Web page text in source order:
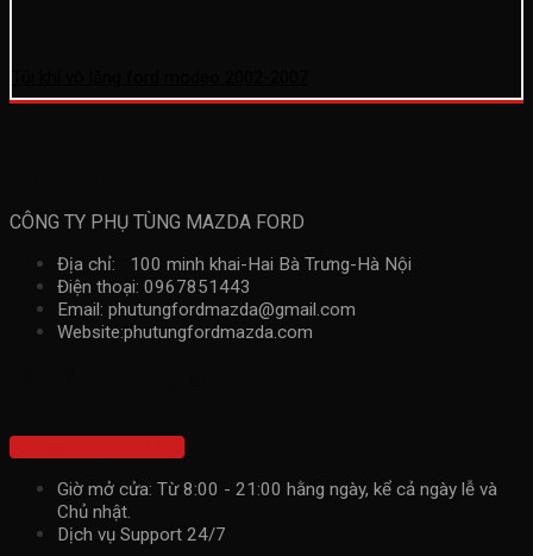
CÔNG TY PHỤ TÙNG MAZDA FORD
Địa chỉ: 100 minh khai-Hai Bà Trưng-Hà Nội
Điện thoại: 0967851443
Email: phutungfordmazda@gmail.com
Website:phutungfordmazda.com
Giờ mở cửa: Từ 8:00 - 21:00 hằng ngày, kể cả ngày lễ và
Chủ nhật.
Dịch vụ Support 24/7